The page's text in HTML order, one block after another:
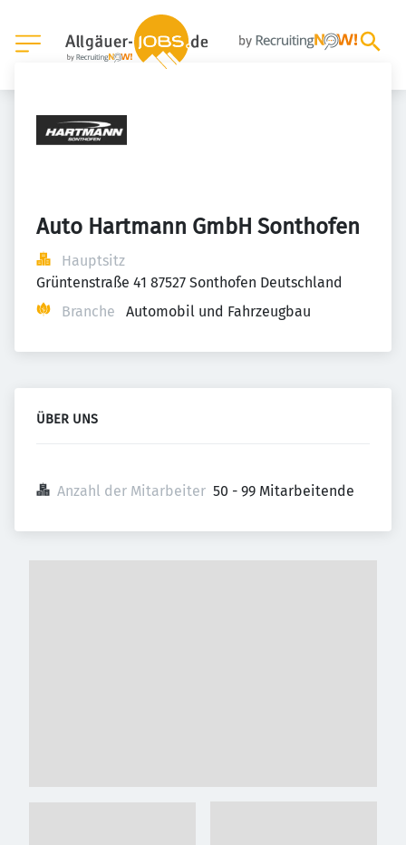
Auto Hartmann GmbH Sonthofen
Hauptsitz
Grüntenstraße 41 87527 Sonthofen Deutschland
Branche
Automobil und Fahrzeugbau
ÜBER UNS
Anzahl der Mitarbeiter 50 - 99 Mitarbeitende